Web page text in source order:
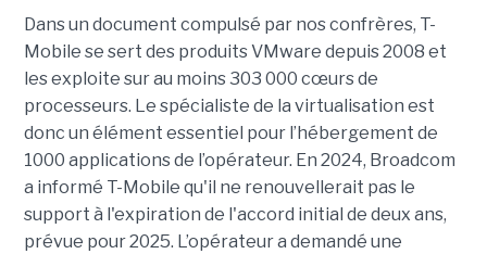
Dans un document compulsé par nos confrères, T-
Mobile se sert des produits VMware depuis 2008 et
les exploite sur au moins 303 000 cœurs de
processeurs. Le spécialiste de la virtualisation est
donc un élément essentiel pour l’hébergement de
1000 applications de l’opérateur. En 2024, Broadcom
a informé T-Mobile qu'il ne renouvellerait pas le
support à l'expiration de l'accord initial de deux ans,
prévue pour 2025. L’opérateur a demandé une